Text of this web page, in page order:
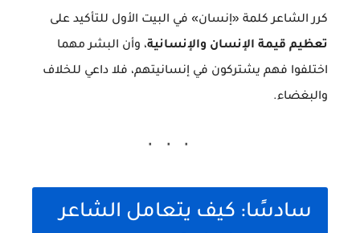
كرر الشاعر كلمة «إنسان» في البيت الأول للتأكيد على
تعظيم قيمة الإنسان والإنسانية، وأن البشر مهما
اختلفوا فهم يشتركون في إنسانيتهم، فلا داعي للخلاف
والبغضاء.
سادسًا: كيف يتعامل الشاعر